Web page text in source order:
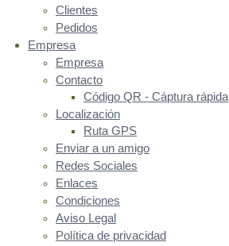
Clientes
Pedidos
Empresa
Empresa
Contacto
Código QR - Cáptura rápida
Localización
Ruta GPS
Enviar a un amigo
Redes Sociales
Enlaces
Condiciones
Aviso Legal
Política de privacidad